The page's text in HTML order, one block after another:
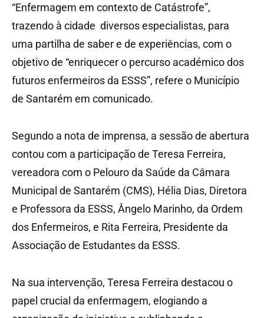
“Enfermagem em contexto de Catástrofe”,
trazendo à cidade diversos especialistas, para
uma partilha de saber e de experiências, com o
objetivo de “enriquecer o percurso académico dos
futuros enfermeiros da ESSS”, refere o Município
de Santarém em comunicado.
Segundo a nota de imprensa, a sessão de abertura
contou com a participação de Teresa Ferreira,
vereadora com o Pelouro da Saúde da Câmara
Municipal de Santarém (CMS), Hélia Dias, Diretora
e Professora da ESSS, Ângelo Marinho, da Ordem
dos Enfermeiros, e Rita Ferreira, Presidente da
Associação de Estudantes da ESSS.
Na sua intervenção, Teresa Ferreira destacou o
papel crucial da enfermagem, elogiando a